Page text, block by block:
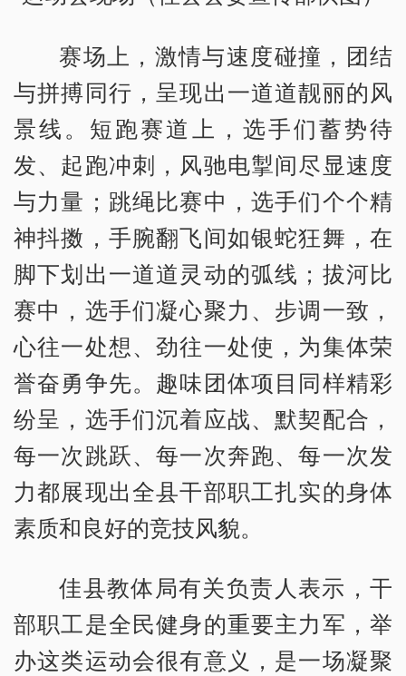
赛场上，激情与速度碰撞，团结
与拼搏同行，呈现出一道道靓丽的风
景线。短跑赛道上，选手们蓄势待
发、起跑冲刺，风驰电掣间尽显速度
与力量；跳绳比赛中，选手们个个精
神抖擞，手腕翻飞间如银蛇狂舞，在
脚下划出一道道灵动的弧线；拔河比
赛中，选手们凝心聚力、步调一致，
心往一处想、劲往一处使，为集体荣
誉奋勇争先。趣味团体项目同样精彩
纷呈，选手们沉着应战、默契配合，
每一次跳跃、每一次奔跑、每一次发
力都展现出全县干部职工扎实的身体
素质和良好的竞技风貌。
佳县教体局有关负责人表示，干
部职工是全民健身的重要主力军，举
办这类运动会很有意义，是一场凝聚